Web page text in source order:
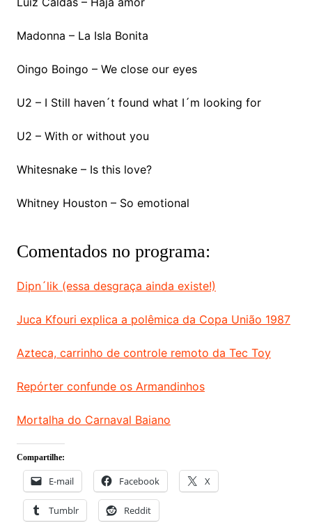
Madonna – La Isla Bonita
Oingo Boingo – We close our eyes
U2 – I Still haven´t found what I´m looking for
U2 – With or without you
Whitesnake – Is this love?
Whitney Houston – So emotional
Comentados no programa:
Dipn´lik (essa desgraça ainda existe!)
Juca Kfouri explica a polêmica da Copa União 1987
Azteca, carrinho de controle remoto da Tec Toy
Repórter confunde os Armandinhos
Mortalha do Carnaval Baiano
Compartilhe:
E-mail Facebook X
Tumblr Reddit